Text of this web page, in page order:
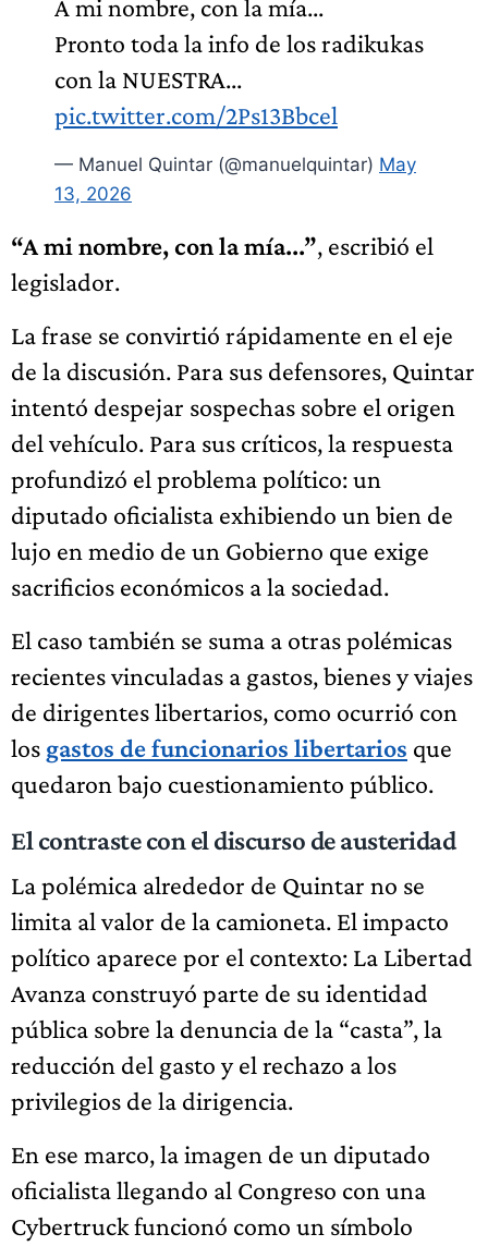
A mi nombre, con la mía...
Pronto toda la info de los radikukas
con la NUESTRA...
pic.twitter.com/2Ps13Bbcel
— Manuel Quintar (@manuelquintar) May
13, 2026
“A mi nombre, con la mía...”, escribió el
legislador.
La frase se convirtió rápidamente en el eje
de la discusión. Para sus defensores, Quintar
intentó despejar sospechas sobre el origen
del vehículo. Para sus críticos, la respuesta
profundizó el problema político: un
diputado oficialista exhibiendo un bien de
lujo en medio de un Gobierno que exige
sacrificios económicos a la sociedad.
El caso también se suma a otras polémicas
recientes vinculadas a gastos, bienes y viajes
de dirigentes libertarios, como ocurrió con
los gastos de funcionarios libertarios que
quedaron bajo cuestionamiento público.
El contraste con el discurso de austeridad
La polémica alrededor de Quintar no se
limita al valor de la camioneta. El impacto
político aparece por el contexto: La Libertad
Avanza construyó parte de su identidad
pública sobre la denuncia de la “casta”, la
reducción del gasto y el rechazo a los
privilegios de la dirigencia.
En ese marco, la imagen de un diputado
oficialista llegando al Congreso con una
Cybertruck funcionó como un símbolo